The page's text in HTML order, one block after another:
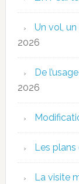
Un vol,
2026
De
2026
Les
La visite